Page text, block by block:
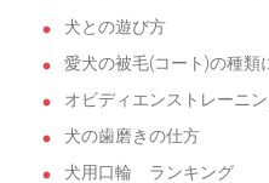
犬との遊び方
愛犬の被毛(コート)の種類
オビディエンストレーニ
犬の歯磨きの仕方
犬用口輪 ランキング